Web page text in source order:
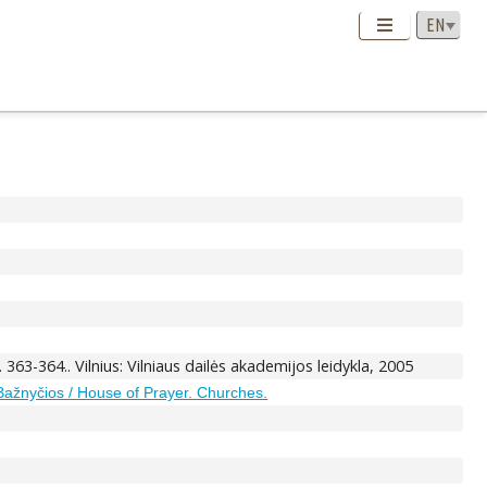
363-364.. Vilnius: Vilniaus dailės akademijos leidykla, 2005
/ House of Prayer. Churches.